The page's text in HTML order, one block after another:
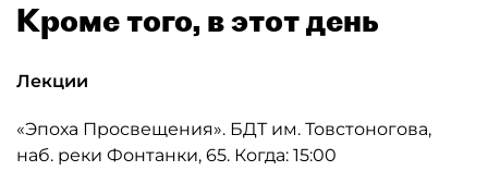
Кроме того, в этот день
Лекции
«Эпоха Просвещения». БДТ им. Товстоногова,
наб. реки Фонтанки, 65. Когда: 15:00